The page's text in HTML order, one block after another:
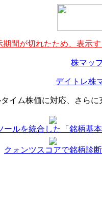
間が切れたため、表示
株マッ
デイトレ株
タイム株価に対応、さら
ールを統合した「銘柄基
クォンツスコアで銘柄診断